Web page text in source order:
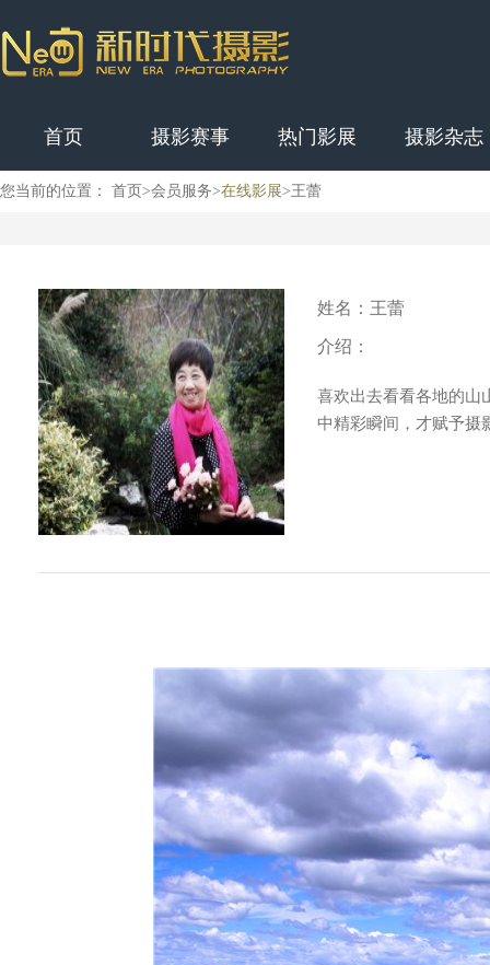
首页 摄影赛事 热门影展 摄影杂志
您当前的位置： 首页 >会员服务>在线影展>王蕾
姓名： 王蕾
介绍：
喜欢出去看看各地的山
中精彩瞬间，才赋予摄